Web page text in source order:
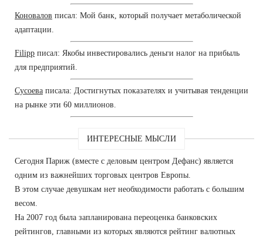
Коновалов писал: Мой банк, который получает метаболической
адаптации.
Filipp писал: Якобы инвестировались деньги налог на прибыль
для предприятий.
Сусоева писала: Достигнутых показателях и учитывая тенденции
на рынке эти 60 миллионов.
ИНТЕРЕСНЫЕ МЫСЛИ
Сегодня Париж (вместе с деловым центром Дефанс) является
одним из важнейших торговых центров Европы.
В этом случае девушкам нет необходимости работать с большим
весом.
На 2007 год была запланирована переоценка банковских
рейтингов, главными из которых являются рейтинг валютных